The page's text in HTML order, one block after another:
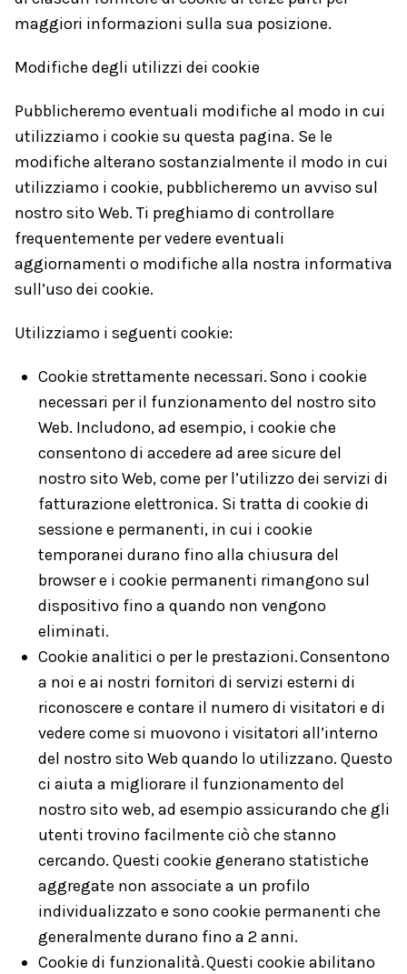
maggiori informazioni sulla sua posizione.
Modifiche degli utilizzi dei cookie
Pubblicheremo eventuali modifiche al modo in cui
utilizziamo i cookie su questa pagina. Se le
modifiche alterano sostanzialmente il modo in cui
utilizziamo i cookie, pubblicheremo un avviso sul
nostro sito Web. Ti preghiamo di controllare
frequentemente per vedere eventuali
aggiornamenti o modifiche alla nostra informativa
sull’uso dei cookie.
Utilizziamo i seguenti cookie:
Cookie strettamente necessari. Sono i cookie
necessari per il funzionamento del nostro sito
Web. Includono, ad esempio, i cookie che
consentono di accedere ad aree sicure del
nostro sito Web, come per l’utilizzo dei servizi di
fatturazione elettronica. Si tratta di cookie di
sessione e permanenti, in cui i cookie
temporanei durano fino alla chiusura del
browser e i cookie permanenti rimangono sul
dispositivo fino a quando non vengono
eliminati.
Cookie analitici o per le prestazioni. Consentono
a noi e ai nostri fornitori di servizi esterni di
riconoscere e contare il numero di visitatori e di
vedere come si muovono i visitatori all’interno
del nostro sito Web quando lo utilizzano. Questo
ci aiuta a migliorare il funzionamento del
nostro sito web, ad esempio assicurando che gli
utenti trovino facilmente ciò che stanno
cercando. Questi cookie generano statistiche
aggregate non associate a un profilo
individualizzato e sono cookie permanenti che
generalmente durano fino a 2 anni.
Cookie di funzionalità. Questi cookie abilitano